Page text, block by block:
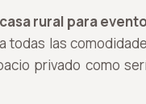
casa rural para
todas las
privado como